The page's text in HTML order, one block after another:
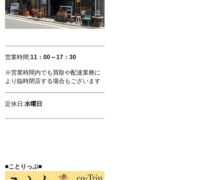
営業時間:11：00～17：30
※営業時間内でも買取や配達業務に
より臨時閉店する場合もございます
定休日:水曜日
■ことりっぷ■